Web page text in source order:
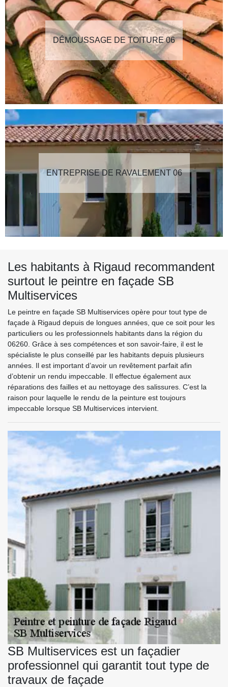
DÉMOUSSAGE DE TOITURE 06
ENTREPRISE DE RAVALEMENT 06
Les habitants à Rigaud recommandent
surtout le peintre en façade SB
Multiservices
Le peintre en façade SB Multiservices opère pour tout type de
façade à Rigaud depuis de longues années, que ce soit pour les
particuliers ou les professionnels habitants dans la région du
06260. Grâce à ses compétences et son savoir-faire, il est le
spécialiste le plus conseillé par les habitants depuis plusieurs
années. Il est important d’avoir un revêtement parfait afin
d’obtenir un rendu impeccable. Il effectue également aux
réparations des failles et au nettoyage des salissures. C’est la
raison pour laquelle le rendu de la peinture est toujours
impeccable lorsque SB Multiservices intervient.
SB Multiservices est un façadier
professionnel qui garantit tout type de
travaux de façade